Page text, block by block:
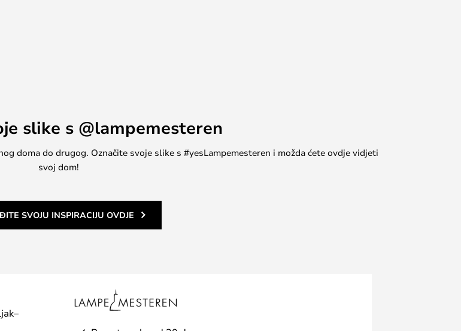
slike s @lampemesteren
doma do drugog. Označite svoje slike s #yesLampemesteren i možda ćete ovdje vidjeti
svoj dom!
SVOJU INSPIRACIJU OVDJE